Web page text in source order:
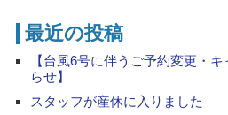
最近の投稿
【台風6号に伴うご予約変更・
らせ】
スタッフが産休に入りました